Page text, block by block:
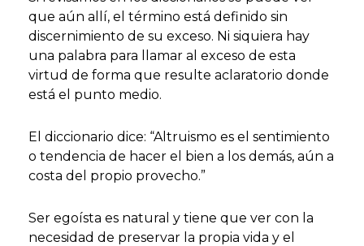
que aún allí, el término está definido sin
discernimiento de su exceso. Ni siquiera hay
una palabra para llamar al exceso de esta
virtud de forma que resulte aclaratorio donde
está el punto medio.
El diccionario dice: “Altruismo es el sentimiento
o tendencia de hacer el bien a los demás, aún a
costa del propio provecho.”
Ser egoísta es natural y tiene que ver con la
necesidad de preservar la propia vida y el